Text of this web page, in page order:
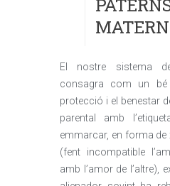
El nostre sistema
consagra com un
protecció i el benestar
parental amb
emmarcar, en forma de
(fent incompatible
amb l’amor de l’altre),